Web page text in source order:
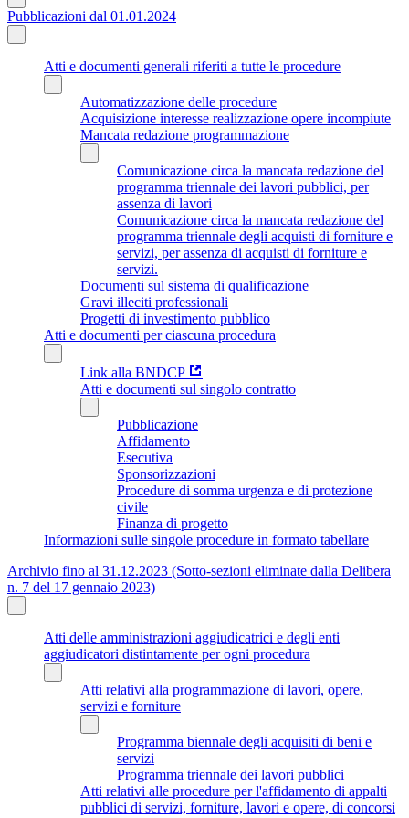
Pubblicazioni dal 01.01.2024
Atti e documenti generali riferiti a tutte le procedure
Automatizzazione delle procedure
Acquisizione interesse realizzazione opere incompiute
Mancata redazione programmazione
Comunicazione circa la mancata redazione del
programma triennale dei lavori pubblici, per
assenza di lavori
Comunicazione circa la mancata redazione del
programma triennale degli acquisti di forniture e
servizi, per assenza di acquisti di forniture e
servizi.
Documenti sul sistema di qualificazione
Gravi illeciti professionali
Progetti di investimento pubblico
Atti e documenti per ciascuna procedura
Link alla BNDCP
Atti e documenti sul singolo contratto
Pubblicazione
Affidamento
Esecutiva
Sponsorizzazioni
Procedure di somma urgenza e di protezione
civile
Finanza di progetto
Informazioni sulle singole procedure in formato tabellare
Archivio fino al 31.12.2023 (Sotto-sezioni eliminate dalla Delibera
n. 7 del 17 gennaio 2023)
Atti delle amministrazioni aggiudicatrici e degli enti
aggiudicatori distintamente per ogni procedura
Atti relativi alla programmazione di lavori, opere,
servizi e forniture
Programma biennale degli acquisiti di beni e
servizi
Programma triennale dei lavori pubblici
Atti relativi alle procedure per l'affidamento di appalti
pubblici di servizi, forniture, lavori e opere, di concorsi